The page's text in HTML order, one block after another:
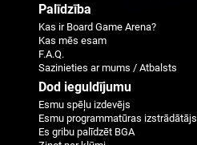
Palīdzība
Kas ir Board Game Arena?
Kas mēs esam
F.A.Q.
Sazinieties ar mums / Atbalsts
Dod ieguldījumu
Esmu spēļu izdevējs
Esmu programmatūras izstrādātājs
Es gribu palīdzēt BGA